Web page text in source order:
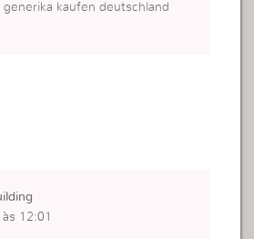
kaufen deutschland
12:01